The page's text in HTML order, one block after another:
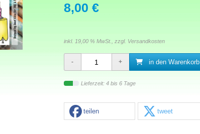
8,00 €
inkl. 19,00 % MwSt., zzgl. Versandkosten
in den Warenkorb
Lieferzeit: 4 bis 6 Tage
teilen tweet